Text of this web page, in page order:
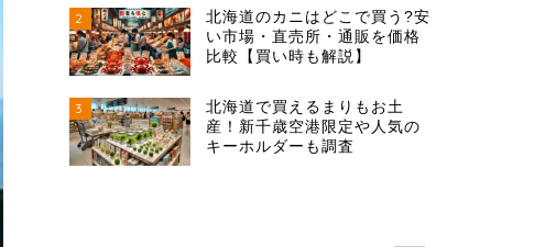
2
北海道のカニはどこで買う?安
い市場・直売所・通販を価格
比較【買い時も解説】
3
北海道で買えるまりもお土
産！新千歳空港限定や人気の
キーホルダーも調査